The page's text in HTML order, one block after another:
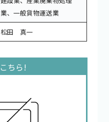
業、一般貨物運送業
松田 真一